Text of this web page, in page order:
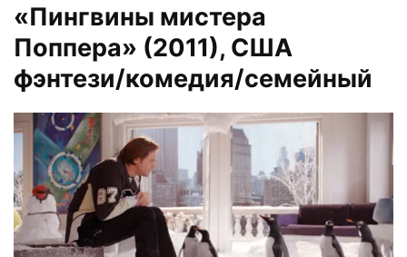
«Пингвины мистера
Поппера» (2011), США
фэнтези/комедия/семейный